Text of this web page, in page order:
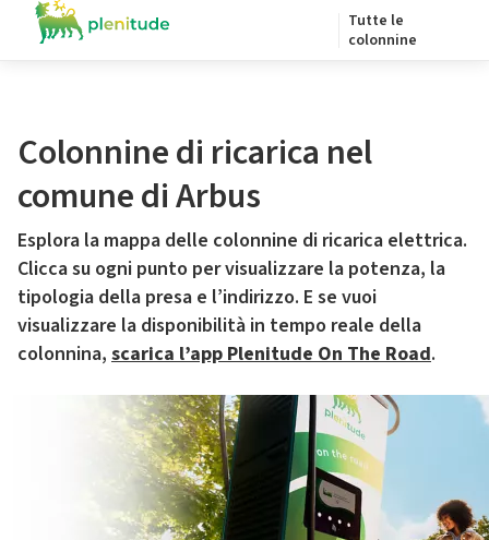
Tutte le
colonnine
Colonnine di ricarica nel
comune di Arbus
Esplora la mappa delle colonnine di ricarica elettrica.
Clicca su ogni punto per visualizzare la potenza, la
tipologia della presa e l’indirizzo. E se vuoi
visualizzare la disponibilità in tempo reale della
colonnina, scarica l’app Plenitude On The Road.